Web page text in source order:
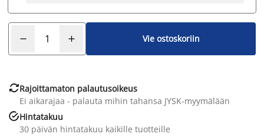
Vie ostoskoriin
Rajoittamaton palautusoikeus
Ei aikarajaa - palauta mihin tahansa JYSK-myymälään
Hintatakuu
30 päivän hintatakuu kaikille tuotteille